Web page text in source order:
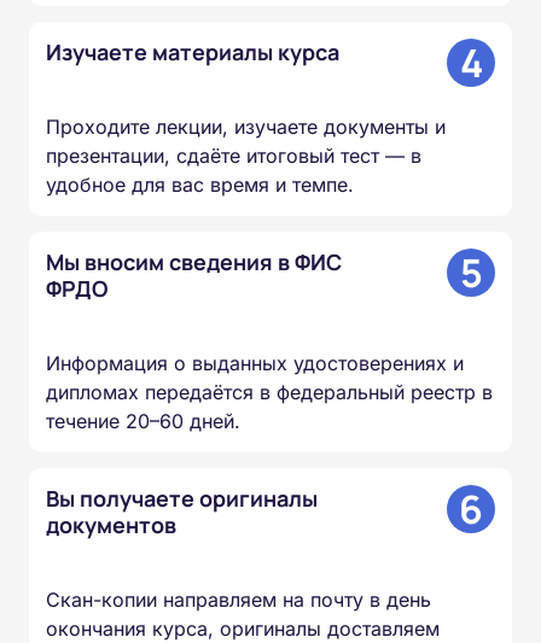
Изучаете материалы курса 4
Проходите лекции, изучаете документы и
презентации, сдаёте итоговый тест — в
удобное для вас время и темпе.
Мы вносим сведения в ФИС
ФРДО
5
Информация о выданных удостоверениях и
дипломах передаётся в федеральный реестр в
течение 20–60 дней.
Вы получаете оригиналы
документов
6
Скан-копии направляем на почту в день
окончания курса, оригиналы доставляем